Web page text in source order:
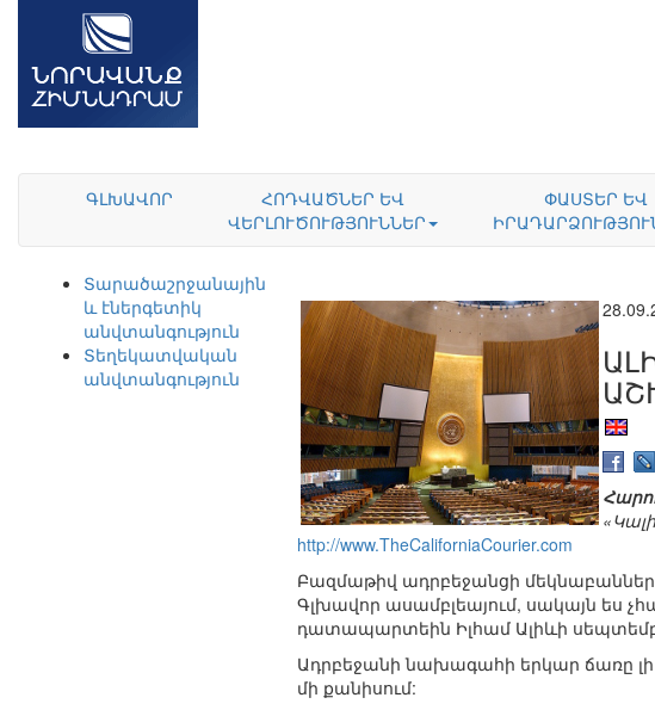
ԳԼԽԱՎՈՐ
ՀՈԴՎԱԾՆԵՐ ԵՎ
ՎԵՐԼՈՒԾՈՒԹՅՈՒՆՆԵՐ
ՓԱՍՏԵՐ ԵՎ
Տարածաշրջանային
և էներգետիկ
անվտանգություն
Տեղեկատվական
անվտանգություն
http://www.TheCaliforniaCourier.com
Բազմաթիվ ադրբեջանցի
Գլխավոր ասամբլեայում, սակայն ես
դատապարտեին Իլհամ Ալիևի
Ադրբեջանի նախագահի երկար ճառը լի
մի քանիսում: